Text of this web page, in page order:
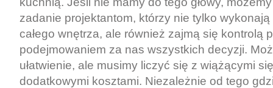
zadanie projektantom, którzy nie tylko
całego wnętrza, ale również zajmą się kontrolą
podejmowaniem za nas wszystkich decyzji.
ułatwienie, ale musimy liczyć się z wiążącymi
dodatkowymi kosztami. Niezależnie od tego